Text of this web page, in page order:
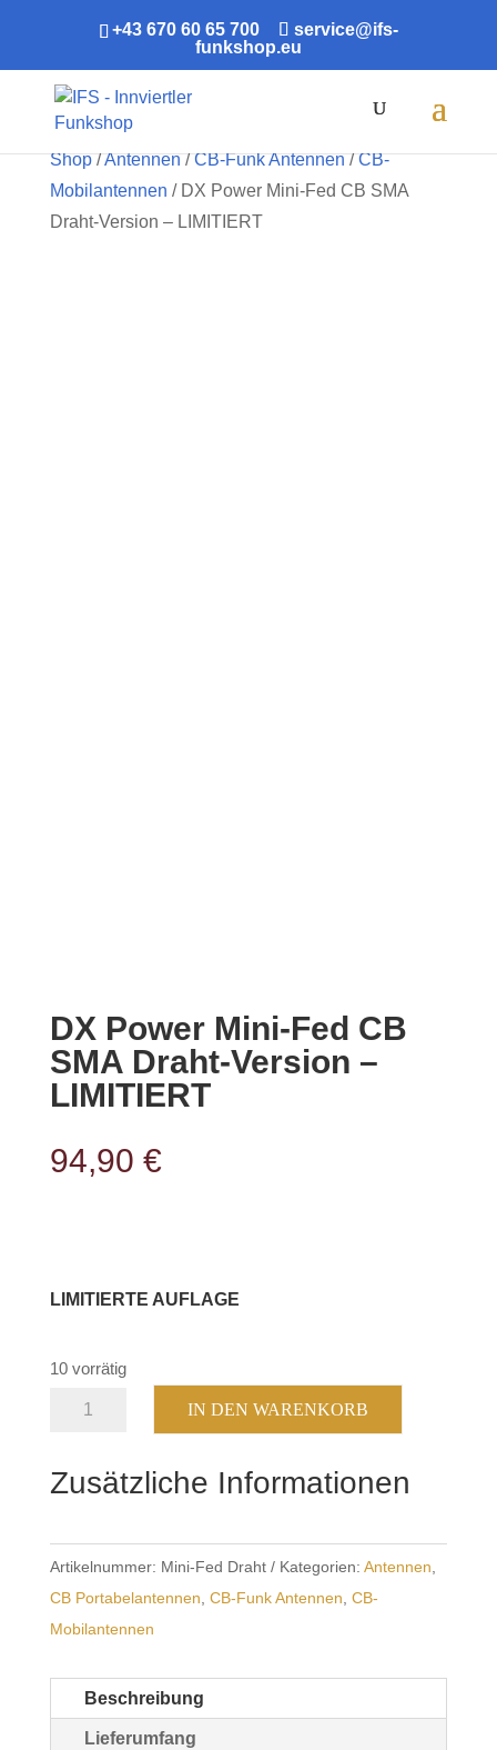
+43 670 60 65 700
service@ifs-
funkshop.eu
Shop/Antennen/CB-Funk Antennen/CB-
Mobilantennen / DX Power Mini-Fed CB SMA
Draht-Version – LIMITIERT
DX Power Mini-Fed CB
SMA Draht-Version –
LIMITIERT
94,90 €
LIMITIERTE AUFLAGE
10 vorrätig
Fed
SMA
Draht-
Version
LIMITIERT
Menge
IN DEN WARENKORB
Zusätzliche Informationen
Artikelnummer: Mini-Fed Draht Kategorien: Antennen,
CB Portabelantennen, CB-Funk Antennen, CB-
Mobilantennen
Beschreibung
Lieferumfang